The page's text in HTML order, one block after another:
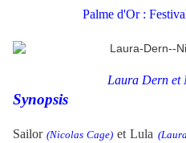
Palme d'Or :
Laura Dern et
Synopsis
Sailor(Nicolas Cage) et Lula